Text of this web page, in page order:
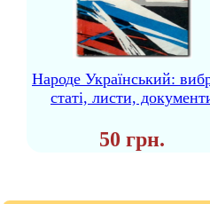
Народе Український:
статі, листи,
50 грн.